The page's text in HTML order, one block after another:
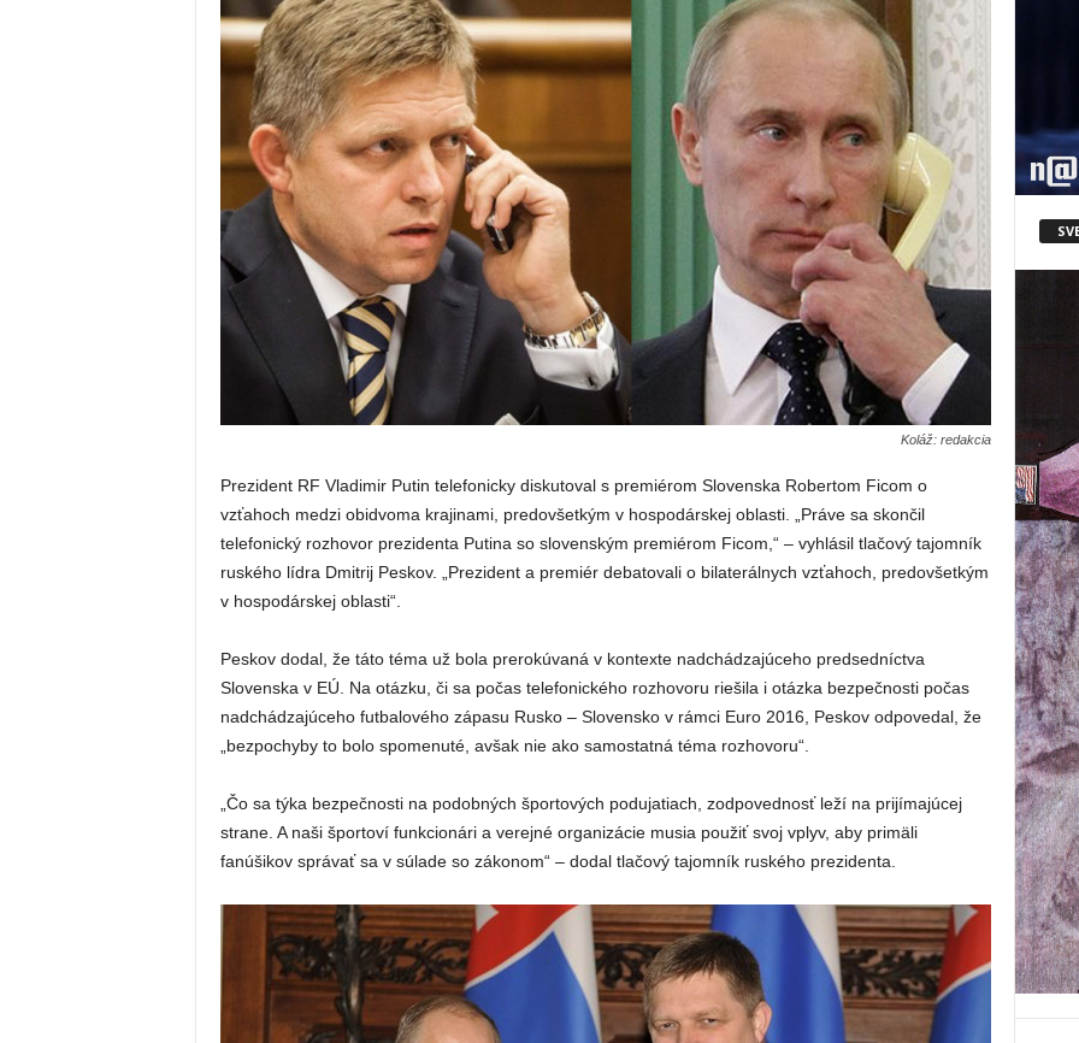
Koláž: redakcia
Prezident RF Vladimir Putin telefonicky diskutoval s premiérom Slovenska Robertom Ficom o
vzťahoch medzi obidvoma krajinami, predovšetkým v hospodárskej oblasti. „Práve sa skončil
telefonický rozhovor prezidenta Putina so slovenským premiérom Ficom,“ – vyhlásil tlačový tajomník
ruského lídra Dmitrij Peskov. „Prezident a premiér debatovali o bilaterálnych vzťahoch, predovšetkým
v hospodárskej oblasti“.
Peskov dodal, že táto téma už bola prerokúvaná v kontexte nadchádzajúceho predsedníctva
Slovenska v EÚ. Na otázku, či sa počas telefonického rozhovoru riešila i otázka bezpečnosti počas
nadchádzajúceho futbalového zápasu Rusko – Slovensko v rámci Euro 2016, Peskov odpovedal, že
„bezpochyby to bolo spomenuté, avšak nie ako samostatná téma rozhovoru“.
„Čo sa týka bezpečnosti na podobných športových podujatiach, zodpovednosť leží na prijímajúcej
strane. A naši športoví funkcionári a verejné organizácie musia použiť svoj vplyv, aby primäli
fanúšikov správať sa v súlade so zákonom“ – dodal tlačový tajomník ruského prezidenta.